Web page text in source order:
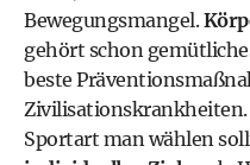
Bewegungsmangel.
gehört schon
beste
Sportart man wählen